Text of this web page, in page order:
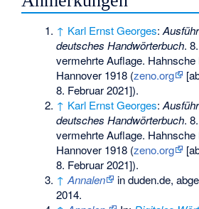
↑ Karl Ernst Georges:
deutsches Handwörterbuch.
vermehrte Auflage. Hahnsche
Hannover 1918 (zeno.org
8. Februar 2021]).
↑ Karl Ernst Georges:
deutsches Handwörterbuch.
vermehrte Auflage. Hahnsche
Hannover 1918 (zeno.org
8. Februar 2021]).
↑ Annalen
in duden.de,
2014.